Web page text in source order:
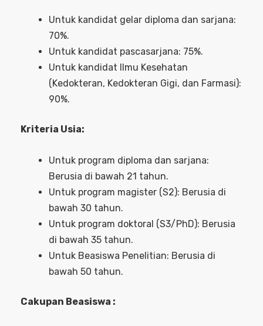
Untuk kandidat gelar diploma dan sarjana:
70%.
Untuk kandidat pascasarjana: 75%.
Untuk kandidat Ilmu Kesehatan
(Kedokteran, Kedokteran Gigi, dan Farmasi):
90%.
Kriteria Usia:
Untuk program diploma dan sarjana:
Berusia di bawah 21 tahun.
Untuk program magister (S2): Berusia di
bawah 30 tahun.
Untuk program doktoral (S3/PhD): Berusia
di bawah 35 tahun.
Untuk Beasiswa Penelitian: Berusia di
bawah 50 tahun.
Cakupan Beasiswa :